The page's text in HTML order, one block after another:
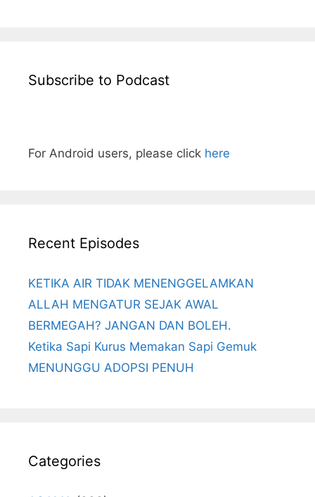
Subscribe to Podcast
For Android users, please click here
Recent Episodes
KETIKA AIR TIDAK MENENGGELAMKAN
ALLAH MENGATUR SEJAK AWAL
BERMEGAH? JANGAN DAN BOLEH.
Ketika Sapi Kurus Memakan Sapi Gemuk
MENUNGGU ADOPSI PENUH
Categories